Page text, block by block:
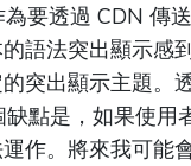
要透過 CDN 傳
語法突出顯示感
突出顯示主題。
點是，如果使用
作。將來我可能